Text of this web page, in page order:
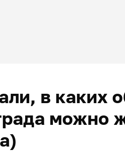
в каких
можно